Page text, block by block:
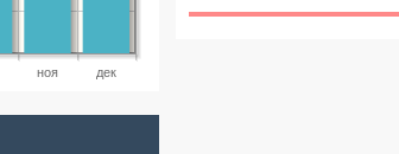
ноя дек